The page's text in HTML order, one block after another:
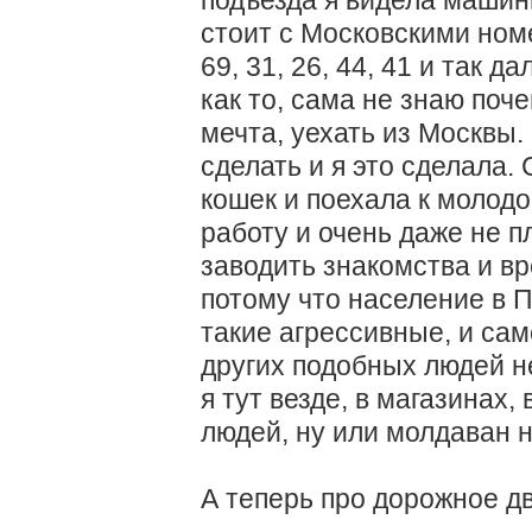
стоит с Московскими
69, 31, 26, 44, 41 и так
как то, сама не знаю
мечта, уехать из
сделать и я это
кошек и поехала к
работу и очень даже не
заводить знакомства и
потому что население в
такие агрессивные, и
других подобных людей
я тут везде, в
людей, ну или молдаван
А теперь про дорожное